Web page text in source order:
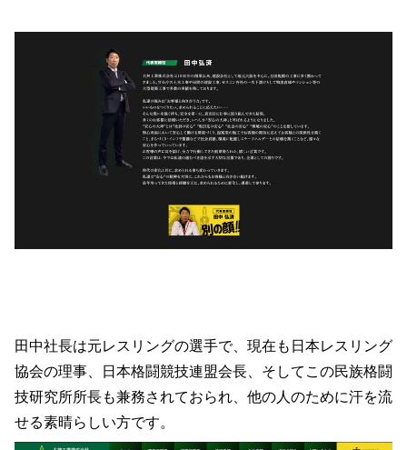
田中社長は元レスリングの選手で、現在も日本レスリング
協会の理事、日本格闘競技連盟会長、そしてこの民族格闘
技研究所所長も兼務されておられ、他の人のために汗を流
せる素晴らしい方です。